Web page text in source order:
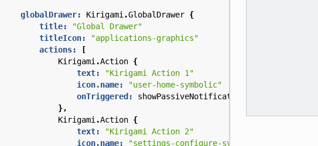
globalDrawer: Kirigami .GlobalDrawer {
title:
"Global Drawer"
titleIcon:
"applications-graphics"
actions:
[
Kirigami .Action {
text:
"Kirigami Action 1"
icon.name:
"user-home-symbolic"
onTriggered:
showPassiveNotification
},
Kirigami .Action {
text:
"Kirigami Action 2"
icon.name:
"settings-configure-symbolic"